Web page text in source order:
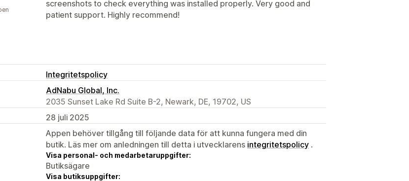
screenshots to check everything was installed properly. Very good and
patient support. Highly recommend!
Integritetspolicy
AdNabu Global, Inc.
2035 Sunset Lake Rd Suite B-2, Newark, DE, 19702, US
28 juli 2025
Appen behöver tillgång till följande data för att kunna fungera med din
butik. Läs mer om anledningen till detta i utvecklarens integritetspolicy .
Visa personal- och medarbetaruppgifter:
Butiksägare
Visa butiksuppgifter: